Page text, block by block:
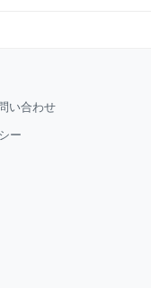
い合わせ
ー